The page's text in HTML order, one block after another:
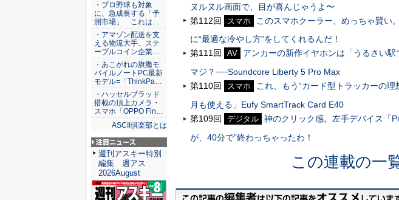
ヌルヌル画面で、目が喜んじゃうよ〜
第112回
スマホ
このスマホクーラー、めっちゃ賢い
に“最適な冷やし方”をしてくれるんだ！
第111回
AV
アンカーの新作イヤホンは「うるさい駅
マジ？──Soundcore Liberty 5 Pro Max
第110回
スマホ
これ、もう“カード型トラッカーの
月も使える」Eufy SmartTrack Card E40
第109回
デジタル 神のクリック感。左手デバイス「
が、40分で”終わっちゃったわ！
この連載の一
・プロ野球も対象
に、急成長する「予
測市場」 これは…
・アマゾン配送を支
える物流大手、ステ
ーブルコイン企業…
・あこがれの旗艦モ
バイルノートPC最新
モデル=「ThinkPa…
・ハッセルブラッド
搭載の頂上カメラ・
スマホ「OPPO Fin…
ASCII倶楽部とは
注目ニュース
週刊アスキー特別
編集 週アス
2026August